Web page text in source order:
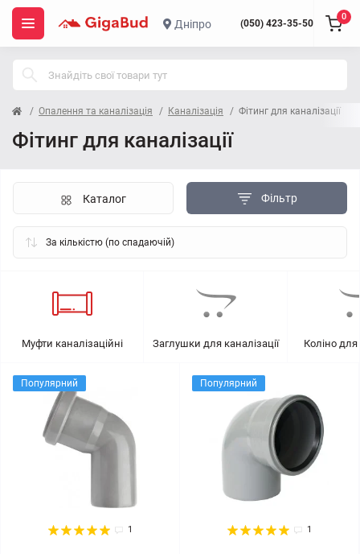
Дніпро (050) 423-35-50
0
Опалення та каналізація Каналізація Фітинг для каналізації
Фітинг для каналізації
Фільтр
Каталог
Муфти каналізаційні Заглушки для каналізації Коліно для
Популярний
1
Популярний
1